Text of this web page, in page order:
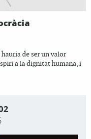
de ser un valor
a la dignitat humana, i